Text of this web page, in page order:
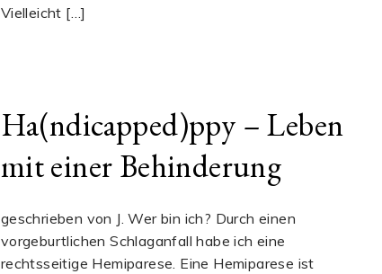
Vielleicht […]
Ha(ndicapped)ppy – Leben
mit einer Behinderung
geschrieben von J. Wer bin ich? Durch einen
vorgeburtlichen Schlaganfall habe ich eine
rechtsseitige Hemiparese. Eine Hemiparese ist